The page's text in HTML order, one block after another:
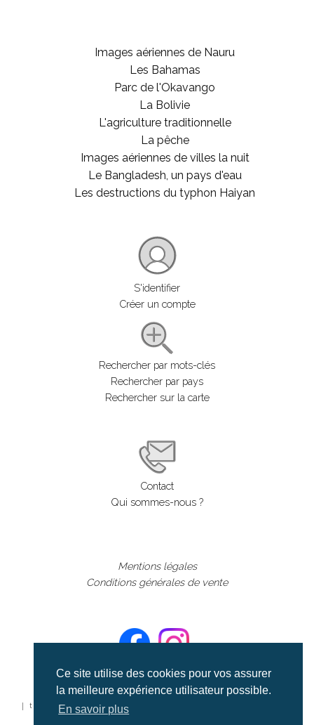
Ce site utilise des cookies pour vos assurer
la meilleure expérience utilisateur possible.
En savoir plus
Images aériennes de Nauru
Les Bahamas
Parc de l'Okavango
La Bolivie
L'agriculture traditionnelle
La pêche
Images aériennes de villes la nuit
Le Bangladesh, un pays d'eau
Les destructions du typhon Haiyan
S'identifier
Créer un compte
Rechercher par mots-clés
Rechercher par pays
Rechercher sur la carte
Contact
Qui sommes-nous ?
Mentions légales
Conditions générales de vente
©aerialcollection marque déposée 2024
| tous droits réservés | aerialcollection.fr banque d'images
aériennes et documentaires video et cinéma |